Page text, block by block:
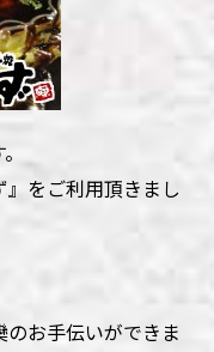
をご利用頂きまし
お手伝いができま